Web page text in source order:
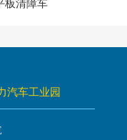
板清障车
汽车工业园